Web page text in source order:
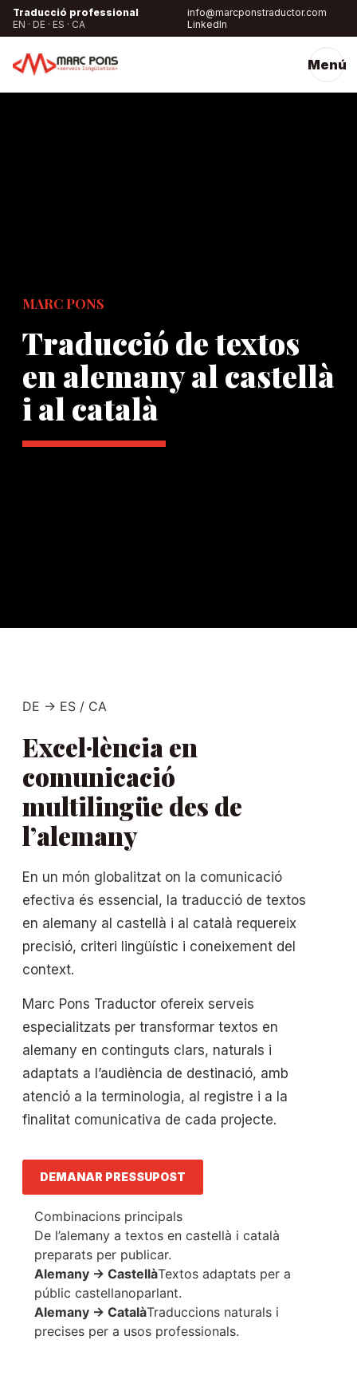
Traducció professional
EN · DE · ES · CA
info@marcponstraductor.com
LinkedIn
Menú
MARC PONS
Traducció de textos
en alemany al castellà
i al català
DE -> ES / CA
Excel·lència en
comunicació
multilingüe des de
l’alemany
En un món globalitzat on la comunicació
efectiva és essencial, la traducció de textos
en alemany al castellà i al català requereix
precisió, criteri lingüístic i coneixement del
context.
Marc Pons Traductor ofereix serveis
especialitzats per transformar textos en
alemany en continguts clars, naturals i
adaptats a l’audiència de destinació, amb
atenció a la terminologia, al registre i a la
finalitat comunicativa de cada projecte.
DEMANAR PRESSUPOST
Combinacions principals
De l’alemany a textos en castellà i català
preparats per publicar.
Alemany -> CastellàTextos adaptats per a
públic castellanoparlant.
Alemany -> CatalàTraduccions naturals i
precises per a usos professionals.